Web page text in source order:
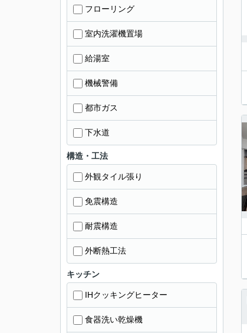
フローリング
室内洗濯機置場
給湯室
機械警備
都市ガス
下水道
構造・工法
外観タイル張り
免震構造
耐震構造
外断熱工法
キッチン
IHクッキングヒーター
食器洗い乾燥機